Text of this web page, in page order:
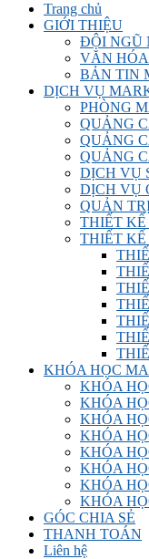
Trang chủ
GIỚI THIỆU
ĐỘI NGŨ
VĂN
BẢN TIN
DỊCH VỤ
PHÒNG
QUẢNG
QUẢNG
QUẢNG
DỊCH VỤ
DỊCH VỤ
QUẢN
THIẾT KẾ
THIẾT
KHÓA HỌC
KHÓA
KHÓA
KHÓA
KHÓA
KHÓA
KHÓA
KHÓA
KHÓA
GÓC CHIA SẺ
THANH TOÁN
Liên hệ